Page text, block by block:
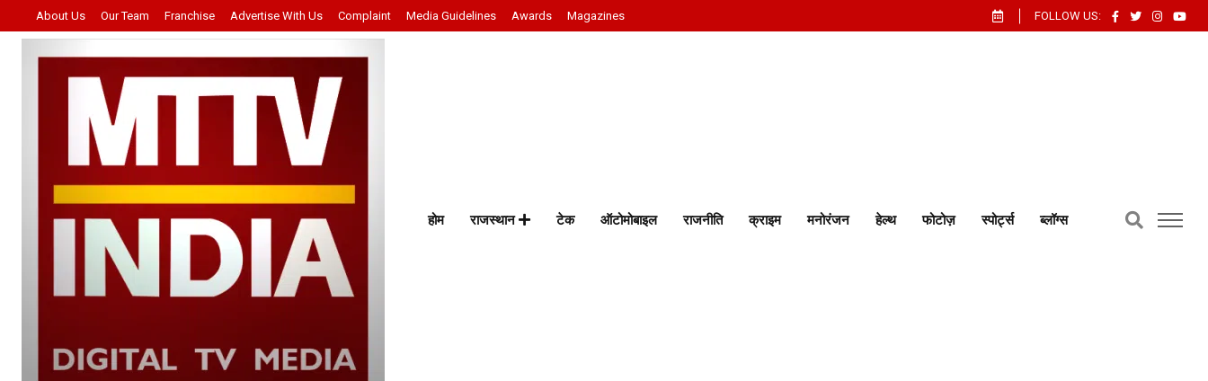
About Us Our Team Franchise Advertise With Us Complaint Media Guidelines Awards Magazines FOLLOW US:
होम राजस्थान टेक ऑटोमोबाइल राजनीति क्राइम मनोरंजन हेल्थ फोटोज़ स्पोर्ट्स ब्लॉग्स